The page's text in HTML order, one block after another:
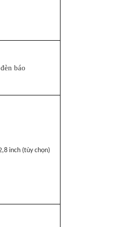
báo
inch (tùy chọn)